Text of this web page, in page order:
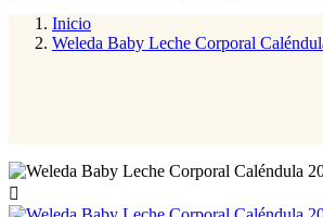
Inicio
Weleda Baby Leche Corporal
